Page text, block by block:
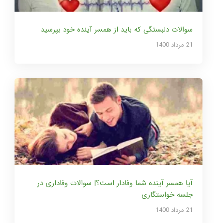
سوالات دلبستگی که باید از همسر آینده خود بپرسید
21 مرداد 1400
آیا همسر آینده شما وفادار است؟| سوالات وفاداری در
جلسه خواستگاری
21 مرداد 1400